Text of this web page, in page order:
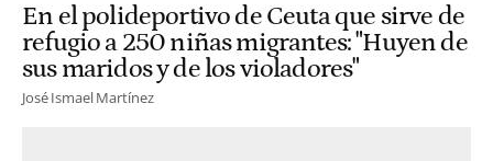
En el polideportivo de Ceuta que sirve de
refugio a 250 niñas migrantes: "Huyen de
sus maridos y de los violadores"
José Ismael Martínez